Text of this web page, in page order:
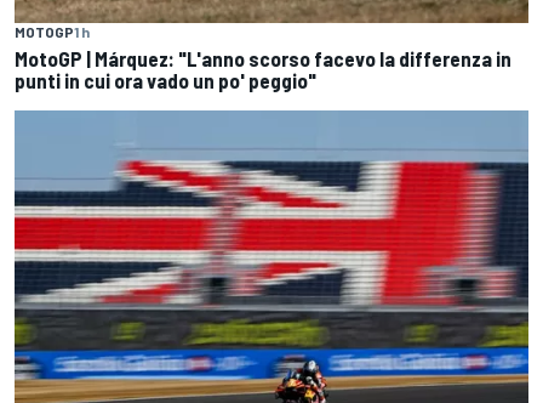
MOTOGP1 h
MotoGP | Márquez: "L'anno scorso facevo la differenza in
punti in cui ora vado un po' peggio"